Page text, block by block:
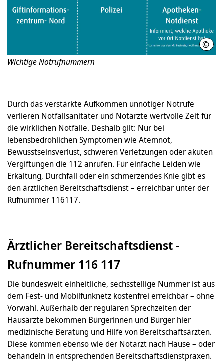
©
Wichtige Notrufnummern
Durch das verstärkte Aufkommen unnötiger Notrufe
verlieren Notfallsanitäter und Notärzte wertvolle Zeit für
die wirklichen Notfälle. Deshalb gilt: Nur bei
lebensbedrohlichen Symptomen wie Atemnot,
Bewusstseinsverlust, schweren Verletzungen oder akuten
Vergiftungen die 112 anrufen. Für einfache Leiden wie
Erkältung, Durchfall oder ein schmerzendes Knie gibt es
den ärztlichen Bereitschaftsdienst – erreichbar unter der
Rufnummer 116117.
Ärztlicher Bereitschaftsdienst -
Rufnummer 116 117
Die bundesweit einheitliche, sechsstellige Nummer ist aus
dem Fest- und Mobilfunknetz kostenfrei erreichbar – ohne
Vorwahl. Außerhalb der regulären Sprechzeiten der
Hausärzte bekommen Bürgerinnen und Bürger hier
medizinische Beratung und Hilfe von Bereitschaftsärzten.
Diese kommen ebenso wie der Notarzt nach Hause – oder
behandeln in entsprechenden Bereitschaftsdienstpraxen.